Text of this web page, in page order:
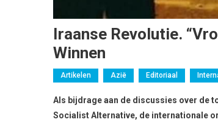
Iraanse Revolutie.
Winnen
Artikelen Azië Editoriaal
Als bijdrage aan de discussies over de
Socialist Alternative, de internationale